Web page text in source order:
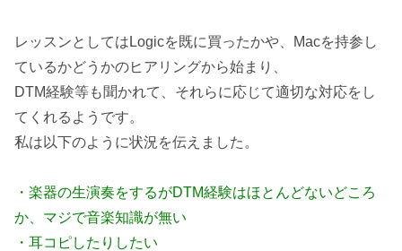
レッスンとしてはLogicを既に買ったかや、Macを持参し
ているかどうかのヒアリングから始まり、
DTM経験等も聞かれて、それらに応じて適切な対応をし
てくれるようです。
私は以下のように状況を伝えました。
・楽器の生演奏をするがDTM経験はほとんどないどころ
か、マジで音楽知識が無い
・耳コピしたりしたい